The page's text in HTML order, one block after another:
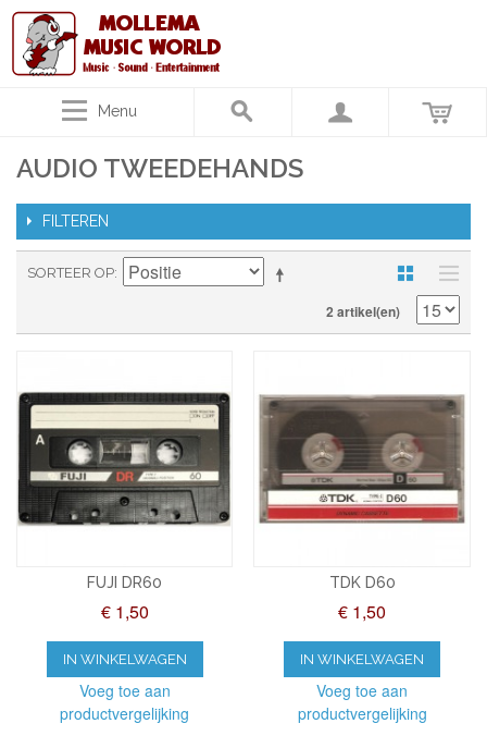
Menu
AUDIO TWEEDEHANDS
FILTEREN
SORTEER OP
2 artikel(en)
FUJI DR60
€ 1,50
IN WINKELWAGEN
Voeg toe aan
productvergelijking
TDK D60
€ 1,50
IN WINKELWAGEN
Voeg toe aan
productvergelijking